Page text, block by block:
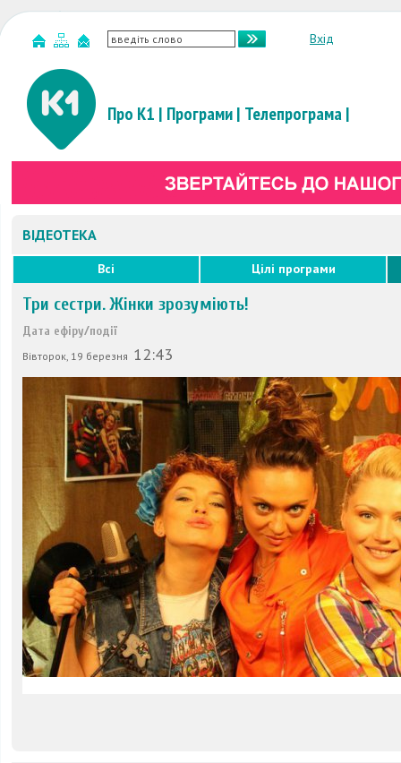
Вхід
Про К1 | Програми| Телепрограма|
ВІДЕОТЕКА
Всі Цілі програми
Три сестри. Жінки зрозуміють!
Дата ефіру/події
Вівторок, 19 березня 12:43